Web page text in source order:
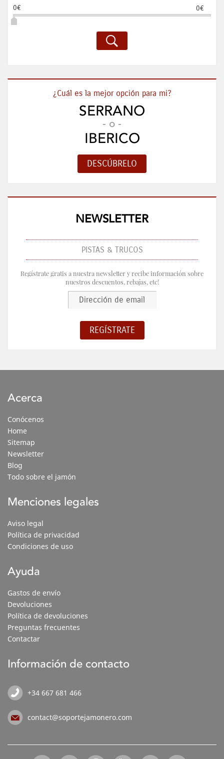
0€ 0€
¿Cuál es la mejor opción para mi?
SERRANO
- o -
IBERICO
NEWSLETTER
PISTAS & TRUCOS
Regístrate gratis a nuestra newsletter y recibe información sobre
nuestros descuentos, rebajas, etc!
Acerca
Conócenos
Home
Sitemap
Newsletter
Blog
Todo sobre el jamón
Menciones legales
Aviso legal
Política de privacidad
Condiciones de uso
Ayuda
Gastos de envío
Devoluciones
Política de devoluciones
Preguntas frecuentes
Contactar
Información de contacto
+34 667 681 466
contact@soportejamonero.com